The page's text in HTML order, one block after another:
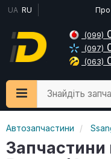
UA RU Про
(099)
(097)
(063)
Знайдіть
Автозапчастини
Запчастини